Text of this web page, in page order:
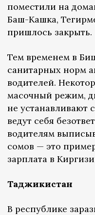
поместили на
Баш-Кашка,
пришлось закрыть.
Тем временем в
санитарных норм
водителей.
масочный режим,
не устанавливают
ведут себя
водителям
сомов — это
зарплата в
Таджикистан
В республике